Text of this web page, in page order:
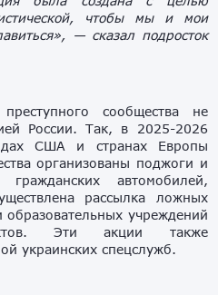
чтобы мы и мои
— сказал подросток
сообщества не
России. Так, в 2025-2026
США и странах Европы
организованы поджоги и
автомобилей,
рассылка ложных
учреждений
Эти акции также
украинских спецслужб.